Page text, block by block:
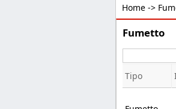
Home ->
Fumetto
Tipo